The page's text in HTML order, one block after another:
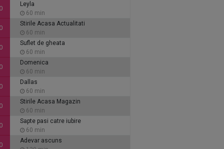
Leyla
60 min
Stirile Acasa Actualitati
60 min
Suflet de gheata
60 min
Domenica
60 min
Dallas
60 min
Stirile Acasa Magazin
60 min
Sapte pasi catre iubire
60 min
Adevar ascuns